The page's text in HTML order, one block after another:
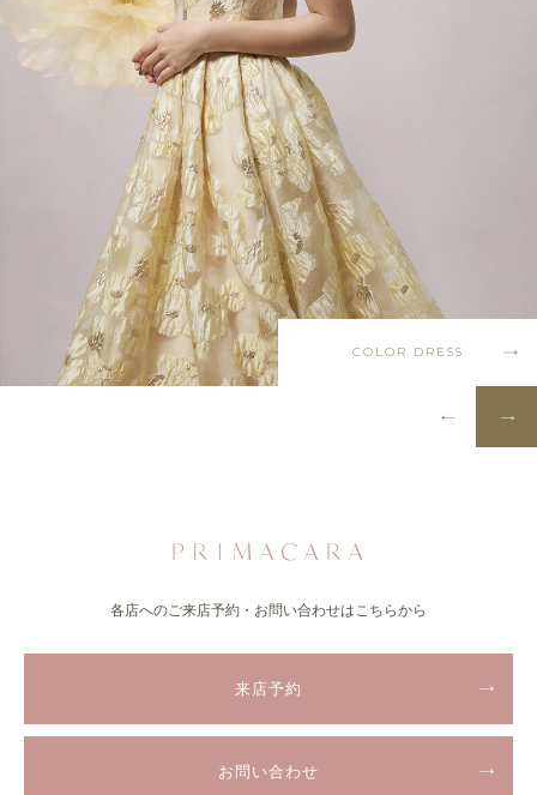
COLOR DRESS
各店へのご来店予約・お問い合わせはこちらから
来店予約
お問い合わせ